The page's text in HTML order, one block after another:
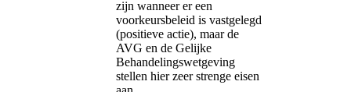
zijn wanneer er een
voorkeursbeleid is vastgelegd
(positieve actie), maar de
AVG en de Gelijke
Behandelingswetgeving
stellen hier zeer strenge eisen